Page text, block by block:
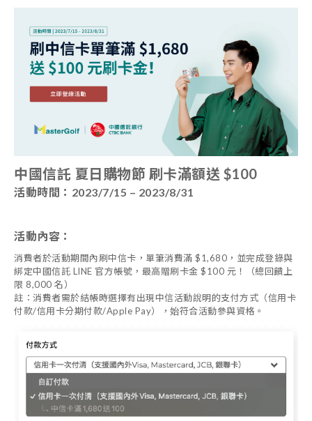
中國信託 夏日購物節 刷卡滿額送 $100
活動時間：2023/7/15 – 2023/8/31
活動內容：
消費者於活動期間內刷中信卡，單筆消費滿 $1,680，並完成登錄與
綁定中國信託 LINE 官方帳號，最高贈刷卡金 $100 元！（總回饋上
限 8,000 名）
註：消費者需於結帳時選擇有出現中信活動說明的支付方式（信用卡
付款/信用卡分期付款/Apple Pay），始符合活動參與資格。